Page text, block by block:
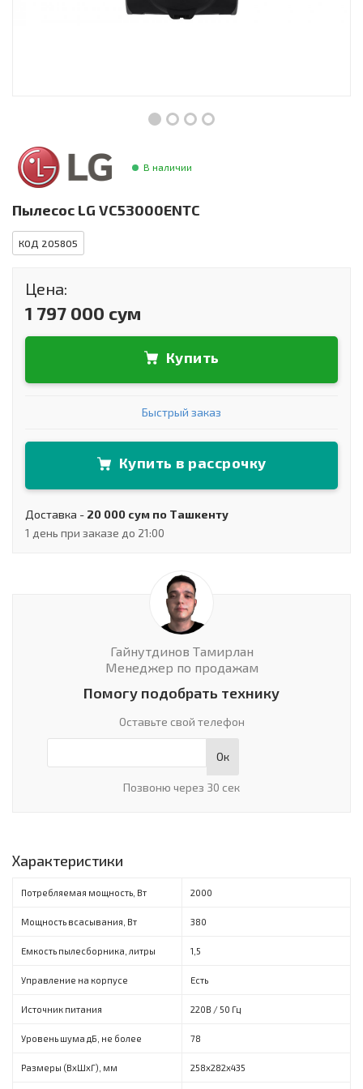
Инструменты и техника
Сантехника В наличии
Пылесос LG VC53000ENTC
КОД 205805
Цена:
1 797 000 сум
Купить
Быстрый заказ
Купить в рассрочку
Доставка - 20 000 сум по Ташкенту
1 день при заказе до 21:00
Гайнутдинов Тамирлан
Менеджер по продажам
Помогу подобрать технику
Оставьте свой телефон
Ок
Позвоню через 30 сек
Характеристики
Потребляемая мощность, Вт 2000
Мощность всасывания, Вт 380
Емкость пылесборника, литры 1,5
Управление на корпусе Есть
Источник питания 220B / 50 Гц
Уровень шума дБ, не более 78
Размеры (ВхШхГ), мм 258х282х435